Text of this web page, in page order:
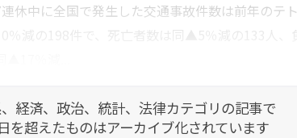
休中に全国で発生した交通事故件数は前年のテト
経済、政治、統計、法律カテゴリの記事で
を超えたものはアーカイブ化されています